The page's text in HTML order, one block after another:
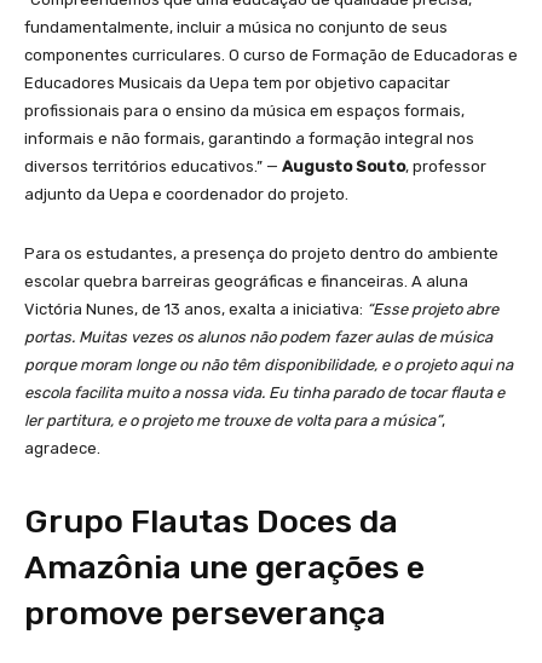
fundamentalmente, incluir a música no conjunto de seus
componentes curriculares. O curso de Formação de Educadoras e
Educadores Musicais da Uepa tem por objetivo capacitar
profissionais para o ensino da música em espaços formais,
informais e não formais, garantindo a formação integral nos
diversos territórios educativos.” — Augusto Souto, professor
adjunto da Uepa e coordenador do projeto.
Para os estudantes, a presença do projeto dentro do ambiente
escolar quebra barreiras geográficas e financeiras. A aluna
Victória Nunes, de 13 anos, exalta a iniciativa: “Esse projeto abre
portas. Muitas vezes os alunos não podem fazer aulas de música
porque moram longe ou não têm disponibilidade, e o projeto aqui na
escola facilita muito a nossa vida. Eu tinha parado de tocar flauta e
ler partitura, e o projeto me trouxe de volta para a música”,
agradece.
Grupo Flautas Doces da
Amazônia une gerações e
promove perseverança